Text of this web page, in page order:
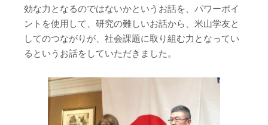
効な力となるのではないかというお話を、パワーポイ
ントを使用して、研究の難しいお話から、米山学友と
してのつながりが、社会課題に取り組む力となってい
るというお話をしていただきました。